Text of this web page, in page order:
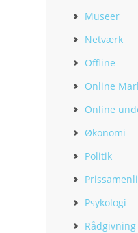
Museer
Netværk
Offline
Online
Online
Økonomi
Politik
Psykologi
Rådgivning